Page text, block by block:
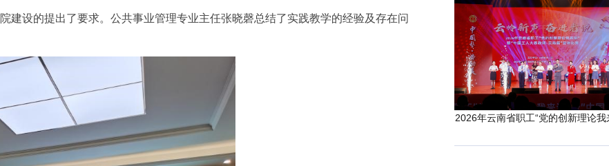
建设的提出了要求。公共事业管理专业主任张晓磬总结了实践教学的经验及存在问
2026年云南省职工“党的创新理论我